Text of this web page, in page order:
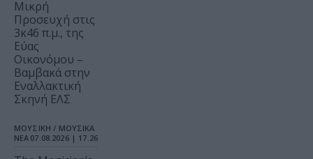
Μικρή
Προσευχή στις
3κ46 π.μ., της
Εύας
Οικονόμου –
Βαμβακά στην
Εναλλακτική
Σκηνή ΕΛΣ
ΜΟΥΣΙΚΗ / ΜΟΥΣΙΚΑ
ΝΕΑ 07.08.2026 | 17.26